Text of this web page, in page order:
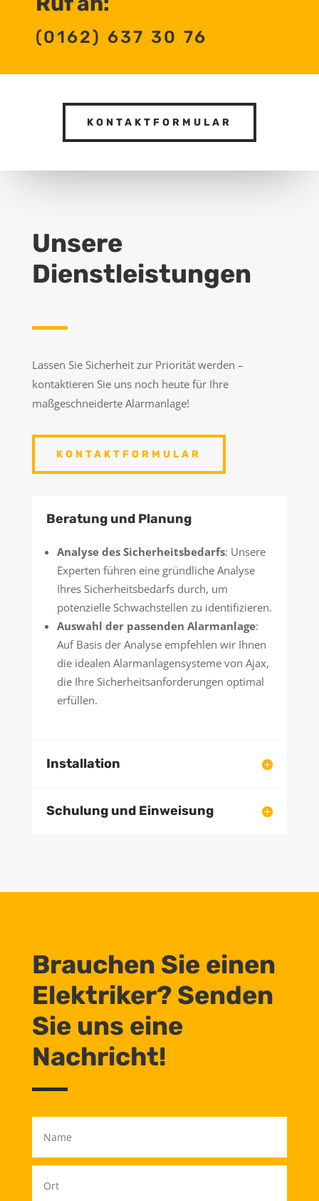
(0162) 637 30 76
KONTAKTFORMULAR
Unsere
Dienstleistungen
Lassen Sie Sicherheit zur Priorität werden –
kontaktieren Sie uns noch heute für Ihre
maßgeschneiderte Alarmanlage!
KONTAKTFORMULAR
Beratung und Planung
Analyse des Sicherheitsbedarfs: Unsere
Experten führen eine gründliche Analyse
Ihres Sicherheitsbedarfs durch, um
potenzielle Schwachstellen zu identifizieren.
Auswahl der passenden Alarmanlage:
Auf Basis der Analyse empfehlen wir Ihnen
die idealen Alarmanlagensysteme von Ajax,
die Ihre Sicherheitsanforderungen optimal
erfüllen.
Installation
Schulung und Einweisung
Brauchen Sie einen
Elektriker? Senden
Sie uns eine
Nachricht!